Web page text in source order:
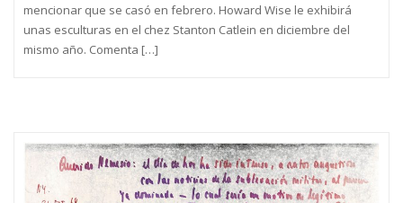
mencionar que se casó en febrero. Howard Wise le exhibirá
unas esculturas en el chez Stanton Catlein en diciembre del
mismo año. Comenta […]